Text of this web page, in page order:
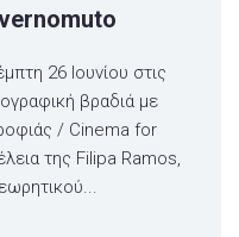
26 Ιουνίου στις
βραδιά με
/ Cinema for
της Filipa Ramos,